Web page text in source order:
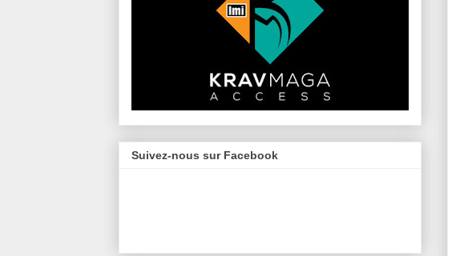
Suivez-nous sur Facebook